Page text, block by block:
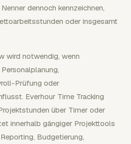
dennoch kennzeichnen,
oder insgesamt
wird notwendig, wenn
Prüfung oder
Everhour Time Tracking
über Timer oder
innerhalb gängiger Projekttools
Budgetierung,